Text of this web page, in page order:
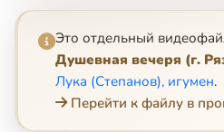
Это отдельный
Душевная вечеря (г.
Лука (Степанов), игумен.
Перейти к файлу в